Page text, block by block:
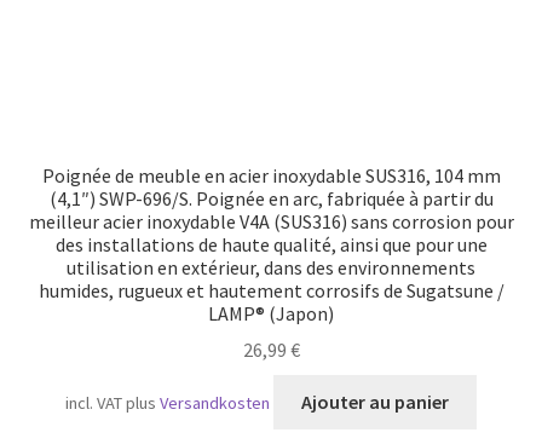
Poignée de meuble en acier inoxydable SUS316, 104 mm
(4,1″) SWP-696/S. Poignée en arc, fabriquée à partir du
meilleur acier inoxydable V4A (SUS316) sans corrosion pour
des installations de haute qualité, ainsi que pour une
utilisation en extérieur, dans des environnements
humides, rugueux et hautement corrosifs de Sugatsune /
LAMP® (Japon)
26,99 €
incl. VATplusVersandkosten Ajouter au panier